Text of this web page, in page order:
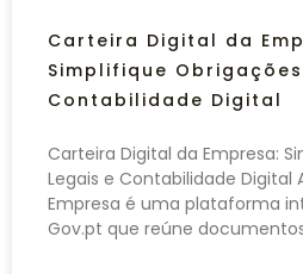
Carteira Digital da
Simplifique
Contabilidade Digital
Carteira Digital da Empresa:
Legais e Contabilidade Digital
Empresa é uma plataforma
Gov.pt que reúne